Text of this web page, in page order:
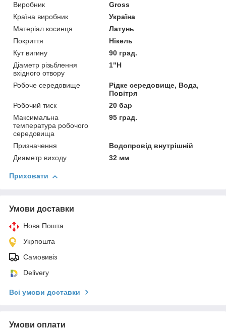
Виробник
Gross
Країна виробник
Україна
Матеріал косинця
Латунь
Покриття
Нікель
Кут вигину
90 град.
Діаметр різьблення
вхідного отвору
1"Н
Робоче середовище
Рідке середовище, Вода,
Повітря
Робочий тиск
20 бар
Максимальна
температура робочого
середовища
95 град.
Призначення
Водопровід внутрішній
Диаметр виходу
32 мм
Приховати
Умови доставки
Нова Пошта
Укрпошта
Самовивіз
Delivery
Всі умови доставки
Умови оплати